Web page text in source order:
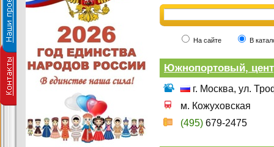
На сайте В
Южнопортовый,
г. Москва, ул.
м. Кожуховская
(495) 679-2475